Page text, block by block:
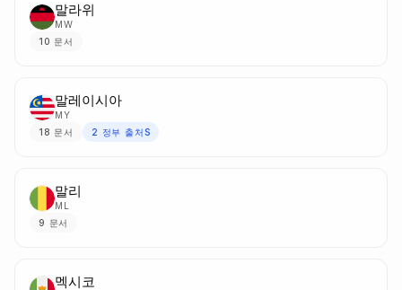
말라위
MW
10 문서
말레이시아
MY
18 문서 2 정부 출처S
말리
ML
9 문서
멕시코